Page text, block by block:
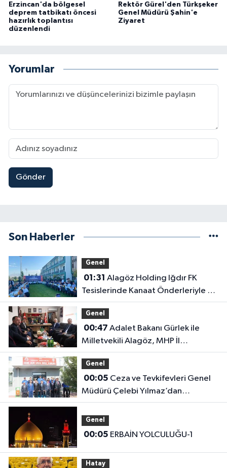
Erzincan'da bölgesel
deprem tatbikatı öncesi
hazırlık toplantısı
düzenlendi
Rektör Gürel'den Türkşeker
Genel Müdürü Şahin'e
Ziyaret
Yorumlar
Gönder
Son Haberler
Genel
01:31
Tesislerinde Kanaat Önderleriyle Bir
Araya Geldiler
Genel
00:47
Milletvekili Alagöz, MHP İl
Başkanlığını Ziyaret Etti
Genel
00:05
Müdürü Çelebi Yılmaz’dan
Iğdır’daki Kurumlara Ziyaret ve
Üretim İncelemesi
Genel
00:05 ERBAİN YOLCULUĞU-1
Hatay